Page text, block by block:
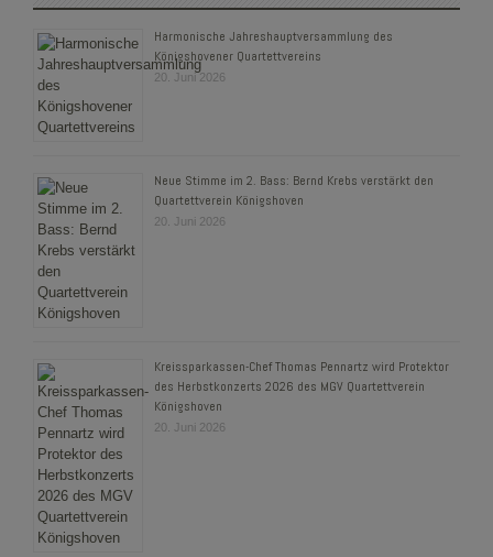
Harmonische Jahreshauptversammlung des
Königshovener Quartettvereins
20. Juni 2026
Neue Stimme im 2. Bass: Bernd Krebs verstärkt den
Quartettverein Königshoven
20. Juni 2026
Kreissparkassen-Chef Thomas Pennartz wird Protektor
des Herbstkonzerts 2026 des MGV Quartettverein
Königshoven
20. Juni 2026